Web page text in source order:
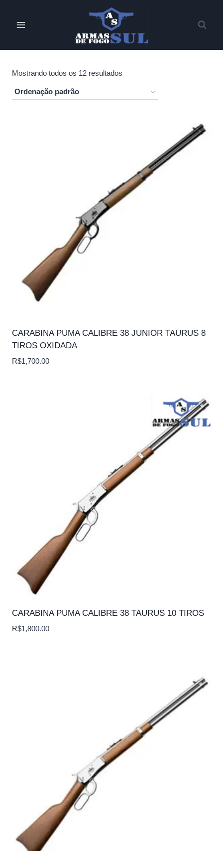
Mostrando todos os 12 resultados
CARABINA PUMA CALIBRE 38 JUNIOR TAURUS 8
TIROS OXIDADA
R$1,700.00
CARABINA PUMA CALIBRE 38 TAURUS 10 TIROS
R$1,800.00